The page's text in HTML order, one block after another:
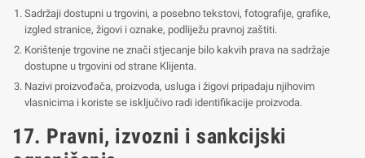
Sadržaji dostupni u trgovini, a posebno tekstovi, fotografije, grafike,
izgled stranice, žigovi i oznake, podliježu pravnoj zaštiti.
Korištenje trgovine ne znači stjecanje bilo kakvih prava na sadržaje
dostupne u trgovini od strane Klijenta.
Nazivi proizvođača, proizvoda, usluga i žigovi pripadaju njihovim
vlasnicima i koriste se isključivo radi identifikacije proizvoda.
17. Pravni, izvozni i sankcijski